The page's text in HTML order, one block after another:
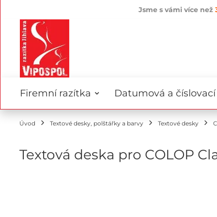
Jsme s vámi více než
Firemní razítka Datumová a
Úvod Textové desky, polštářky a barvy Textové desky
Textová deska pro COLOP